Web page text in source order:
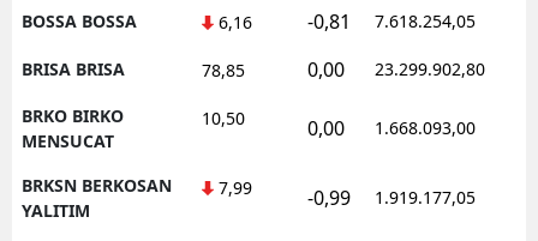
BOSSA BOSSA 6,16 -0,81 7.618.254,05
BRISA BRISA 78,85 0,00 23.299.902,80
BRKO BIRKO
MENSUCAT
10,50 0,00 1.668.093,00
BRKSN BERKOSAN
YALITIM
7,99 -0,99 1.919.177,05